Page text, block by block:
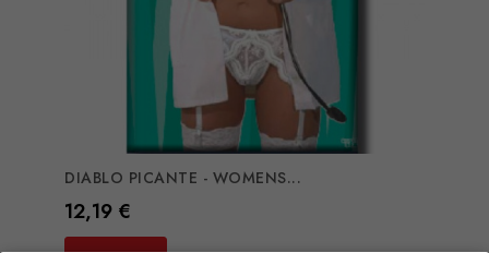
DIABLO PICANTE - WOMENS...
Preço
12,19 €